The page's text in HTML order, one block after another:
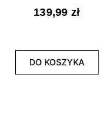
139,99 zł
DO KOSZYKA